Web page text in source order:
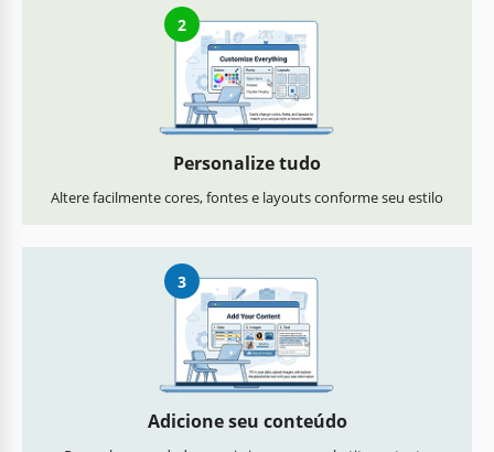
2
Personalize tudo
Altere facilmente cores, fontes e layouts conforme seu estilo
3
Adicione seu conteúdo